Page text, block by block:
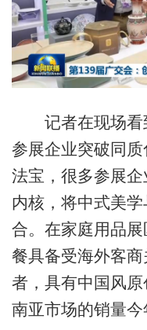
记者在现场看
参展企业突破同
法宝，很多参展
内核，将中式美
合。在家庭用品
餐具备受海外客
者，具有中国风
南亚市场的销量今